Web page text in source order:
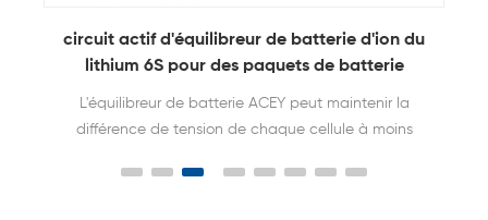
circuit actif d'équilibreur de batterie d'ion du
lithium 6S pour des paquets de batterie
d'accumulateurs
L'équilibreur de batterie ACEY peut maintenir la
différence de tension de chaque cellule à moins